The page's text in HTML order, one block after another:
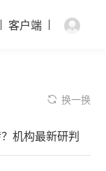
客户端
换一换
机构最新研判